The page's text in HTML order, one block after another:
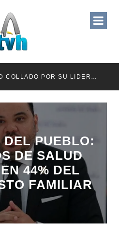
FCCA RECONOCE A DAVID COLLADO POR SU LIDERAZGO EN EL CRECIMIENTO DE LA INDUSTRIA DE CRUCEROS EN RD
DEL PUEBLO:
DE SALUD
44% DEL
FAMILIAR